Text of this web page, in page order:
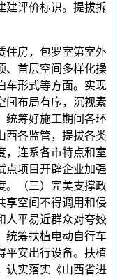
建评价标识。提拔拆
房，包罗室第室外
、首层空间多样化操
车形式等方面。实现
间布局有序，沉视素
统筹好施工期间各环
西各监管，提拔各类
，连系各市特点和室
点项目开辟企业加强
。（三）完美支撑政
享空间不得调用和侵
人平易近群众对夸姣
统筹扶植电动自行车
平安出行设备。扶植
认实落实《山西省进